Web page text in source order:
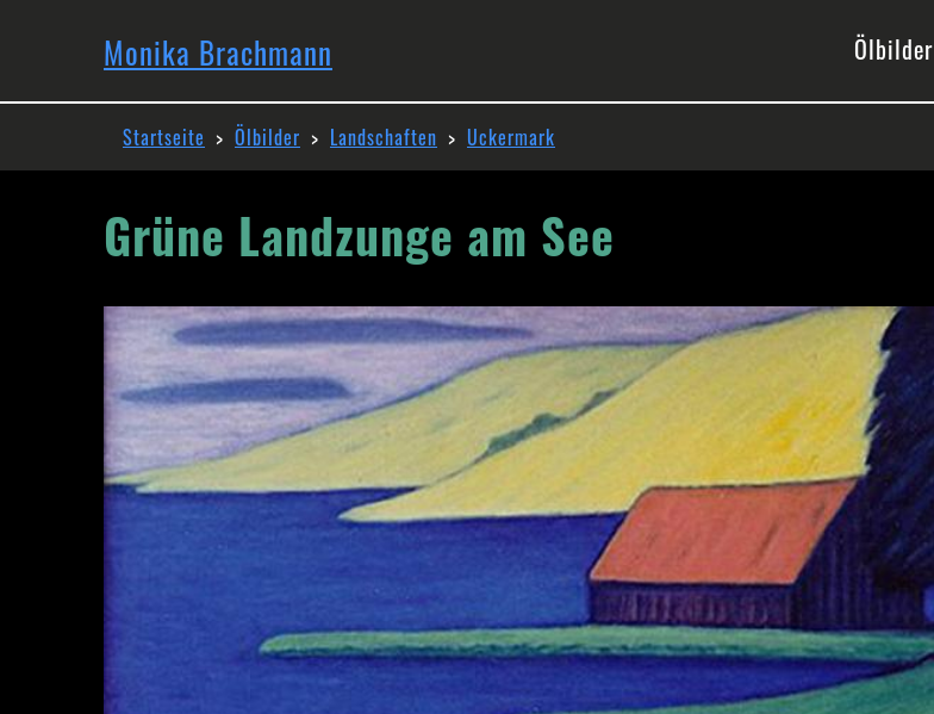
Monika Brachmann Ölbilder
Startseite Ölbilder Landschaften Uckermark
Grüne Landzunge am See
Image